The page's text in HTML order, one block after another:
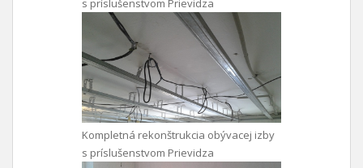
s príslušenstvom Prievidza
Kompletná rekonštrukcia obývacej izby
s príslušenstvom Prievidza